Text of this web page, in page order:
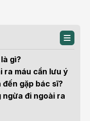
gì?
ra máu cần lưu ý
gặp bác sĩ?
ngừa đi ngoài ra